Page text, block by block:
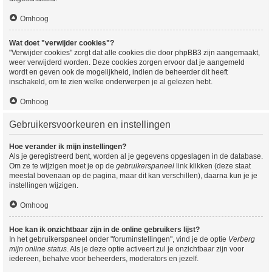
Omhoog
Wat doet "verwijder cookies"?
"Verwijder cookies" zorgt dat alle cookies die door phpBB3 zijn aangemaakt,
weer verwijderd worden. Deze cookies zorgen ervoor dat je aangemeld
wordt en geven ook de mogelijkheid, indien de beheerder dit heeft
inschakeld, om te zien welke onderwerpen je al gelezen hebt.
Omhoog
Gebruikersvoorkeuren en instellingen
Hoe verander ik mijn instellingen?
Als je geregistreerd bent, worden al je gegevens opgeslagen in de database.
Om ze te wijzigen moet je op de gebruikerspaneel link klikken (deze staat
meestal bovenaan op de pagina, maar dit kan verschillen), daarna kun je je
instellingen wijzigen.
Omhoog
Hoe kan ik onzichtbaar zijn in de online gebruikers lijst?
In het gebruikerspaneel onder "foruminstellingen", vind je de optie Verberg
mijn online status. Als je deze optie activeert zul je onzichtbaar zijn voor
iedereen, behalve voor beheerders, moderators en jezelf.